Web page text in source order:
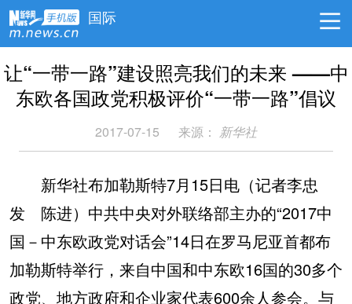
国际
让“一带一路”建设照亮我们的未来 ——中
东欧各国政党积极评价“一带一路”倡议
2017-07-15 来源： 新华社
新华社布加勒斯特7月15日电（记者李忠
发 陈进）中共中央对外联络部主办的“2017中
国－中东欧政党对话会”14日在罗马尼亚首都布
加勒斯特举行，来自中国和中东欧16国的30多个
政党、地方政府和企业家代表600余人参会。与